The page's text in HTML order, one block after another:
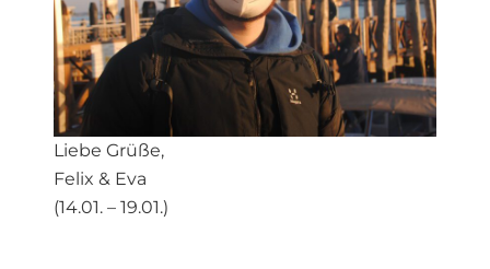
Liebe Grüße,
Felix & Eva
(14.01. – 19.01.)